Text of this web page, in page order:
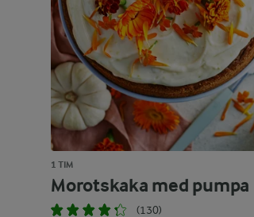
1 TIM
Morotskaka med pumpa
(130)